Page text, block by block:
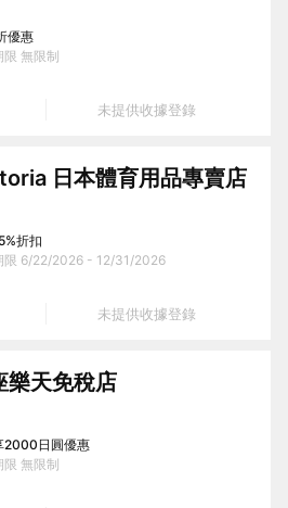
限 無限制
優惠
未提供收據登錄
日本體育用品專賣店
限 6/22/2026 - 12/31/2026
折扣
未提供收據登錄
樂天免稅店
限 無限制
2000日圓優惠